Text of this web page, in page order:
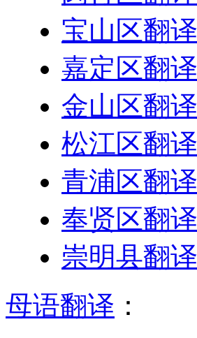
宝山区翻译
嘉定区翻译
金山区翻译
松江区翻译
青浦区翻译
奉贤区翻译
崇明县翻译
母语翻译 ：